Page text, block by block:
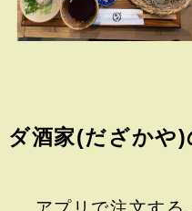
ダ酒家(だざかや